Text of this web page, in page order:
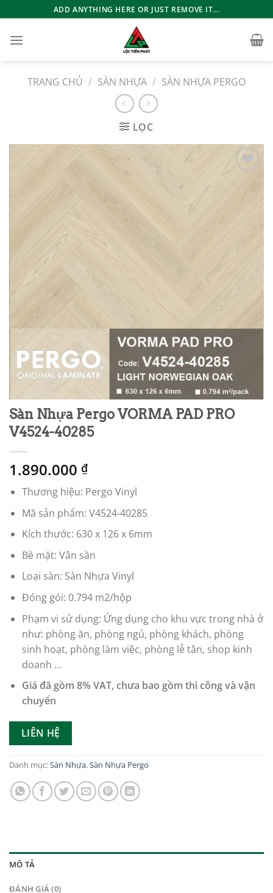
qua
nội
ADD ANYTHING HERE OR JUST REMOVE IT...
TRANG CHỦ / SÀN NHỰA / SÀN NHỰA PERGO
LỌC
Sàn Nhựa Pergo VORMA PAD PRO
V4524-40285
1.890.000 ₫
Thương hiệu: Pergo Vinyl
Mã sản phẩm: V4524-40285
Kích thước: 630 x 126 x 6mm
Bề mặt: Vân sần
Loại sàn: Sàn Nhựa Vinyl
Đóng gói: 0.794 m2/hộp
Phạm vi sử dụng: Ứng dụng cho khu vực trong nhà ở
như: phòng ăn, phòng ngủ, phòng khách, phòng
sinh hoạt, phòng làm việc, phòng lễ tân, shop kinh
doanh …
Giá đã gồm 8% VAT, chưa bao gồm thì công và vận
chuyển
LIÊN HỆ
Danh mục:Sàn Nhựa,Sàn Nhựa Pergo
MÔ TẢ
ĐÁNH GIÁ (0)